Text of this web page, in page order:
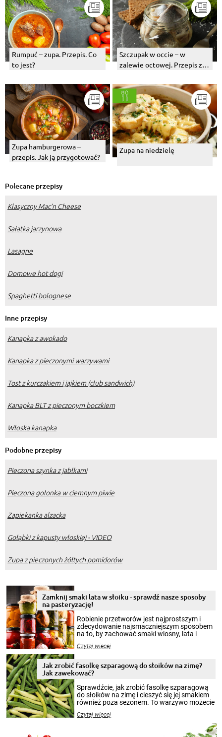
Rumpuć – zupa. Przepis. Co
to jest?
Szczupak w occie – w
zalewie octowej. Przepis z
Zupa hamburgerowa –
przepis. Jak ją przygotować?
Zupa na niedzielę
Polecane przepisy
Klasyczny Mac’n Cheese
Sałatka jarzynowa
Lasagne
Domowe hot dogi
Spaghetti bolognese
Inne przepisy
Kanapka z awokado
Kanapka z pieczonymi warzywami
Tost z kurczakiem i jajkiem (club sandwich)
Kanapka BLT z pieczonym boczkiem
Włoska kanapka
Podobne przepisy
Pieczona szynka z jabłkami
Pieczona golonka w ciemnym piwie
Zapiekanka alzacka
Gołąbki z kapusty włoskiej - VIDEO
Zupa z pieczonych żółtych pomidorów
Zamknij smaki lata w słoiku - sprawdź nasze sposoby
na pasteryzację!
Robienie przetworów jest najprostszym i
zdecydowanie najsmaczniejszym sposobem
na to, by zachować smaki wiosny, lata i
krajobrazów, by cieszyć nimi oko w sezonie
pełni poczuć atmosferę cieplejszych
miesięcy. Przygotowanie słoików ze
patenty, które pozwolą zachować świeżość
przetworów.
Czytaj więcej
Jak zrobić fasolkę szparagową do słoików na zimę?
Jak zawekować?
Sprawdźcie, jak zrobić fasolkę szparagową
do słoików na zimę i cieszyć się jej smakiem
również poza sezonem. To warzywo możecie
nasze propozycje!
Czytaj więcej